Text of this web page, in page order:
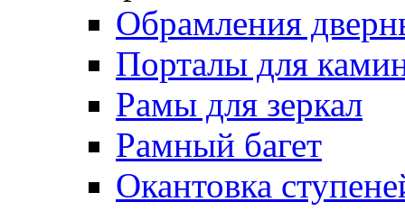
Обрамления
Порталы для
Рамы для зеркал
Рамный багет
Окантовка